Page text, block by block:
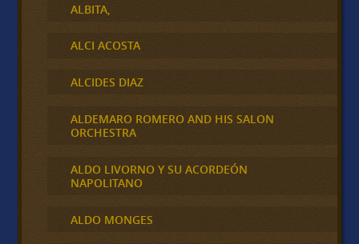
ALBITA,
ALCI ACOSTA
ALCIDES DIAZ
ALDEMARO ROMERO AND HIS SALON
ORCHESTRA
ALDO LIVORNO Y SU ACORDEÓN
NAPOLITANO
ALDO MONGES